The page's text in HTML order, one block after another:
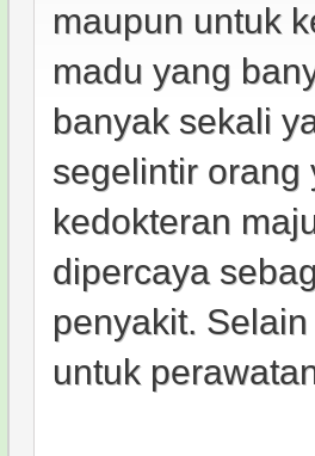
maupun untuk
madu yang
banyak sekali
segelintir orang
kedokteran
dipercaya
penyakit.
untuk